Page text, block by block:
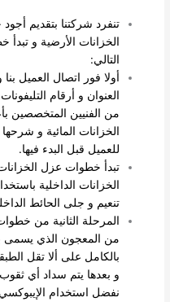
تنفرد شركتنا بتقديم
الخزانات الأرضية و
التالي:
أولا فور اتصال العميل
العنوان و أرقام
من الفنيين المتخصصين
الخزانات المائية و
للعميل قبل البدء فيها.
تبدأ خطوات عزل الخزانات
الخزانات الداخلية
تنعيم و جلى الحائط
المرحلة الثانية من
من المعجون الذي يسمى
و بعدها يتم سداد أي
نفضل استخدام